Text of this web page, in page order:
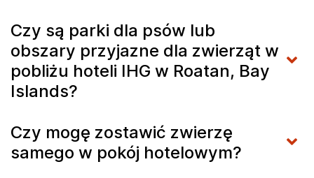
Czy są parki dla psów lub
obszary przyjazne dla zwierząt w
pobliżu hoteli IHG w Roatan, Bay
Islands?
Czy mogę zostawić zwierzę
samego w pokój hotelowym?